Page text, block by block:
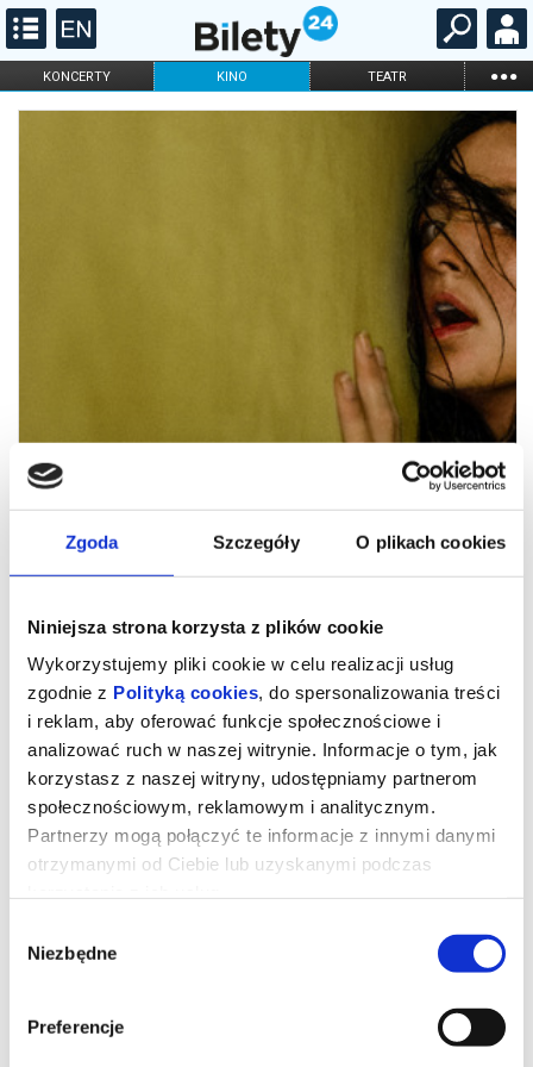
Zgoda Szczegóły O plikach cookies
Niniejsza strona korzysta z plików cookie
Wykorzystujemy pliki cookie w celu realizacji usług
zgodnie z Polityką cookies, do spersonalizowania treści
i reklam, aby oferować funkcje społecznościowe i
analizować ruch w naszej witrynie. Informacje o tym, jak
korzystasz z naszej witryny, udostępniamy partnerom
społecznościowym, reklamowym i analitycznym.
Partnerzy mogą połączyć te informacje z innymi danymi
otrzymanymi od Ciebie lub uzyskanymi podczas
zgody
Niezbędne
Preferencje
KONCERTY KINO TEATR ...
FILHARMONIA OPERA I BALET
Backrooms. Bez wyjścia
Jeden z największych fenomenów internetu, obejrzana ponad